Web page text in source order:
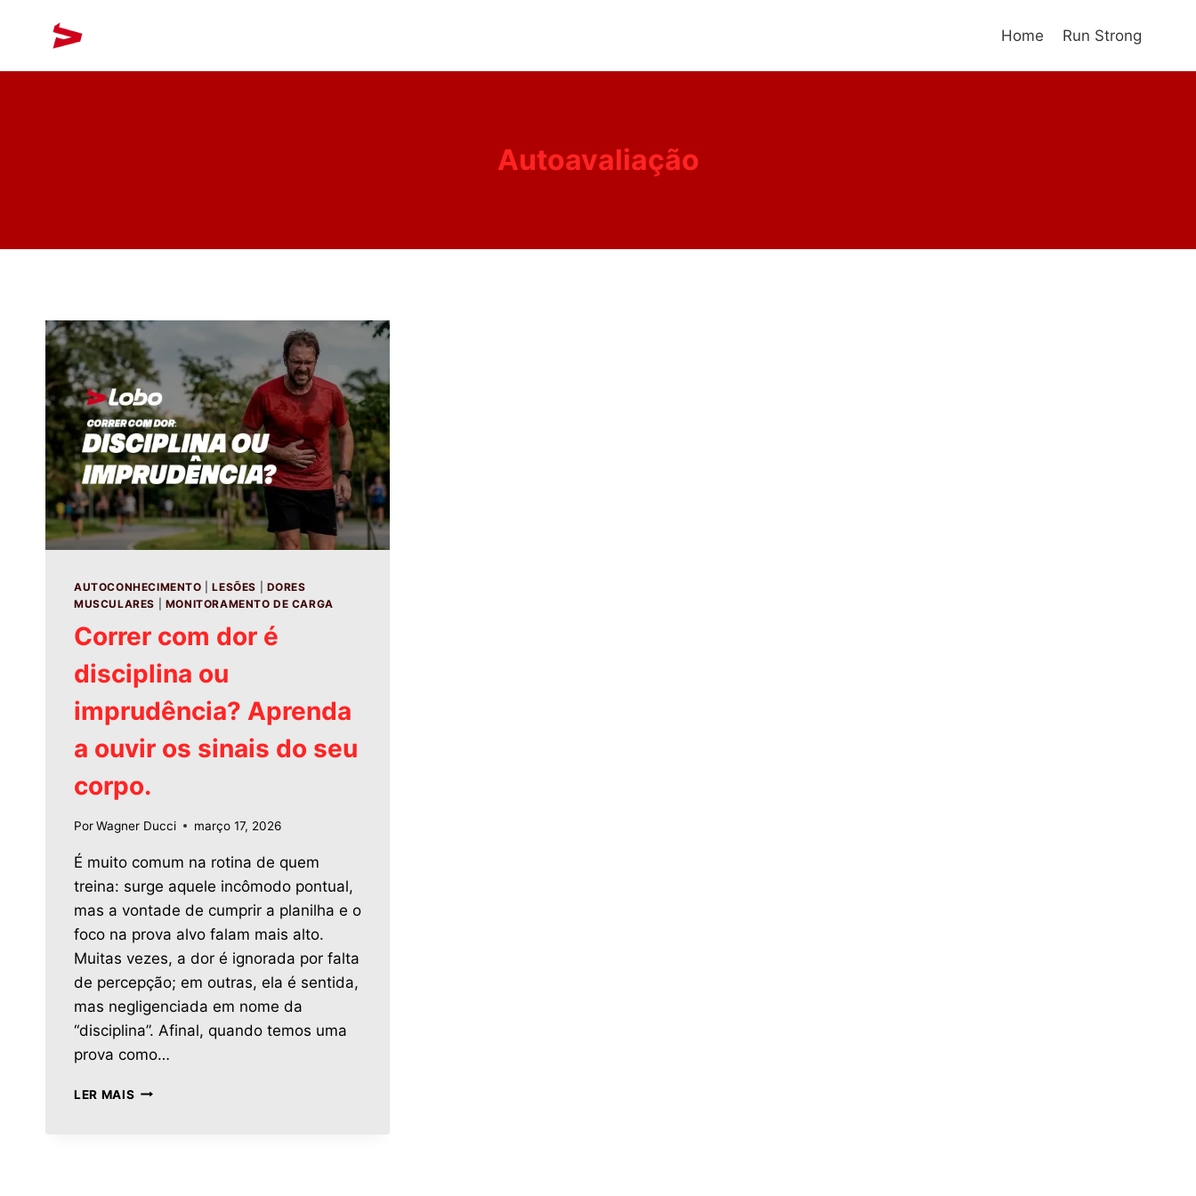
Home Run Strong
Autoavaliação
AUTOCONHECIMENTO |LESÕES
DORES
MUSCULARES
MONITORAMENTO DE CARGA
Correr com dor é
disciplina ou
imprudência? Aprenda
a ouvir os sinais do seu
corpo.
PorWagner Ducci março 17, 2026
É muito comum na rotina de quem
treina: surge aquele incômodo pontual,
mas a vontade de cumprir a planilha e o
foco na prova alvo falam mais alto.
Muitas vezes, a dor é ignorada por falta
de percepção; em outras, ela é sentida,
mas negligenciada em nome da
“disciplina”. Afinal, quando temos uma
prova como…
LER MAIS